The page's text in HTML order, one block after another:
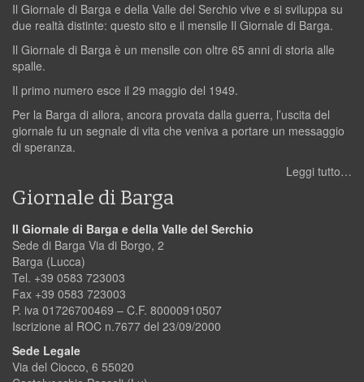
Il Giornale di Barga e della Valle del Serchio vive e si sviluppa su
due realtà distinte: questo sito e il mensile Il Giornale di Barga.
Il Giornale di Barga è un mensile con oltre 65 anni di storia alle
spalle.
Il primo numero esce il 29 maggio del 1949.
Per la Barga di allora, ancora provata dalla guerra, l’uscita del
giornale fu un segnale di vita che veniva a portare un messaggio
di speranza.
Leggi tutto…
Giornale di Barga
Il Giornale di Barga e della Valle del Serchio
Sede di Barga Via di Borgo, 2
Barga (Lucca)
Tel. +39 0583 723003
Fax +39 0583 723003
P. iva 01726700469 – C.F. 80000910507
Iscrizione al ROC n.7677 del 23/09/2000
Sede Legale
Via del Ciocco, 6 55020